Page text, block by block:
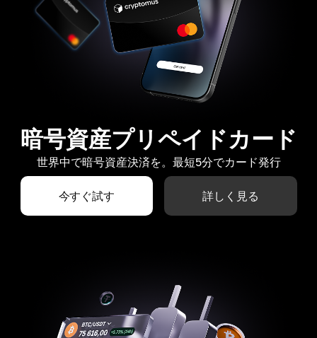
暗号資産プリペイドカード
世界中で暗号資産決済を。最短5分でカード発行
今すぐ試す 詳しく見る